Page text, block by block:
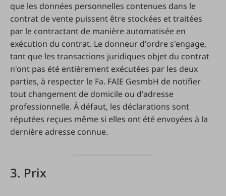
que les données personnelles contenues dans le
contrat de vente puissent être stockées et traitées
par le contractant de manière automatisée en
exécution du contrat. Le donneur d'ordre s'engage,
tant que les transactions juridiques objet du contrat
n'ont pas été entièrement exécutées par les deux
parties, à respecter le Fa. FAIE GesmbH de notifier
tout changement de domicile ou d'adresse
professionnelle. À défaut, les déclarations sont
réputées reçues même si elles ont été envoyées à la
dernière adresse connue.
3. Prix